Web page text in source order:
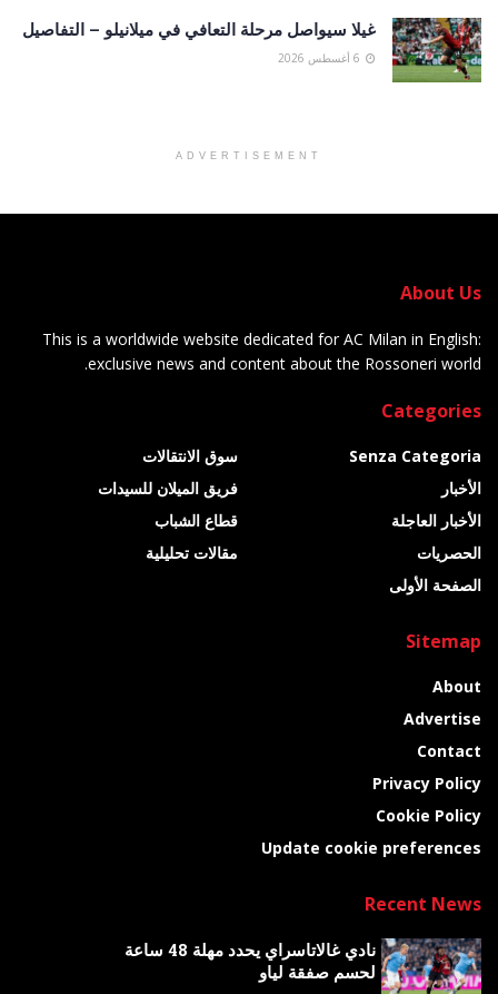
غيلا سيواصل مرحلة التعافي في ميلانيلو – التفاصيل
ADVERTISEMENT
About Us
This is a worldwide website dedicated for AC Milan in English:
exclusive news and content about the Rossoneri world.
Categories
Senza Categoria
الأخبار
الأخبار العاجلة
الحصريات
الصفحة الأولى
سوق الانتقالات
فريق الميلان للسيدات
قطاع الشباب
مقالات تحليلية
Sitemap
About
Advertise
Contact
Privacy Policy
Cookie Policy
Update cookie preferences
Recent News
نادي غالاتاسراي يحدد مهلة 48 ساعة
لحسم صفقة لياو